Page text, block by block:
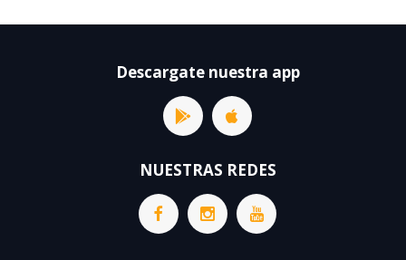
Descargate nuestra app
NUESTRAS REDES